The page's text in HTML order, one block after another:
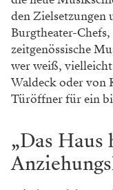
den Zielsetzungen
Burgtheater-Chefs,
zeitgenössische
wer weiß,
Waldeck oder von
Türöffner für ein
„Das Haus